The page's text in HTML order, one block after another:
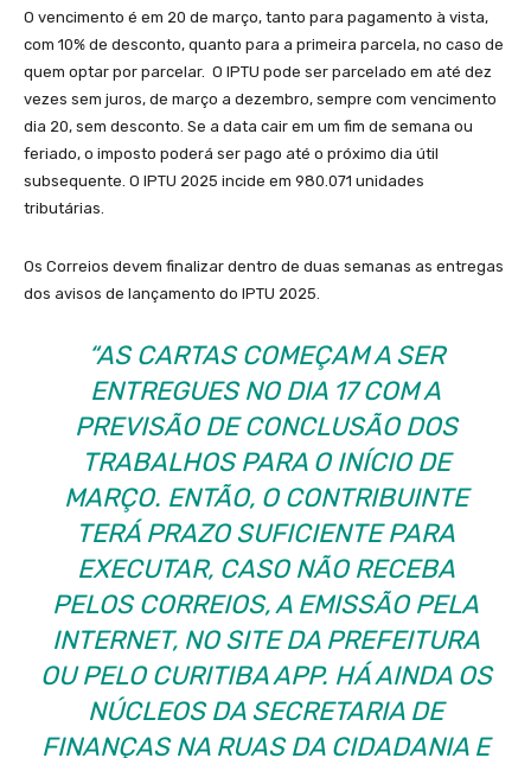
O vencimento é em 20 de março, tanto para pagamento à vista,
com 10% de desconto, quanto para a primeira parcela, no caso de
quem optar por parcelar. O IPTU pode ser parcelado em até dez
vezes sem juros, de março a dezembro, sempre com vencimento
dia 20, sem desconto. Se a data cair em um fim de semana ou
feriado, o imposto poderá ser pago até o próximo dia útil
subsequente. O IPTU 2025 incide em 980.071 unidades
tributárias.
Os Correios devem finalizar dentro de duas semanas as entregas
dos avisos de lançamento do IPTU 2025.
“AS CARTAS COMEÇAM A SER
ENTREGUES NO DIA 17 COM A
PREVISÃO DE CONCLUSÃO DOS
TRABALHOS PARA O INÍCIO DE
MARÇO. ENTÃO, O CONTRIBUINTE
TERÁ PRAZO SUFICIENTE PARA
EXECUTAR, CASO NÃO RECEBA
PELOS CORREIOS, A EMISSÃO PELA
INTERNET, NO SITE DA PREFEITURA
OU PELO CURITIBA APP. HÁ AINDA OS
NÚCLEOS DA SECRETARIA DE
FINANÇAS NA RUAS DA CIDADANIA E